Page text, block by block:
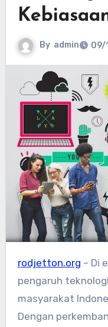
By admin 09/
rodjetton.org – Di
pengaruh
masyarakat
Dengan